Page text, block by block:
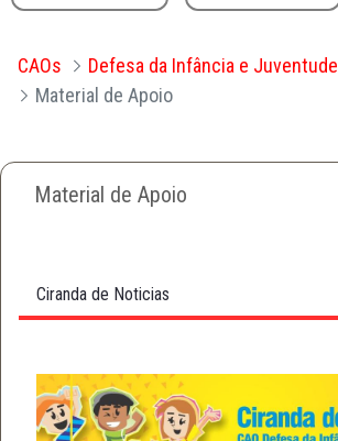
CAOs
Defesa da Infância e Juventude
Material de Apoio
Material de Apoio
Ciranda de Noticias